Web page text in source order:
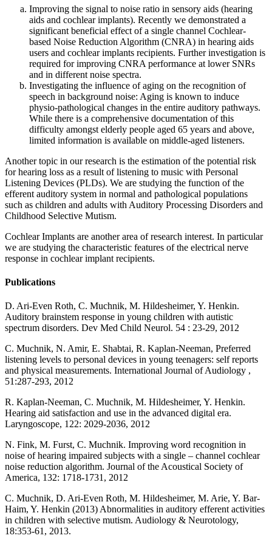
Improving the signal to noise ratio in sensory aids (hearing
aids and cochlear implants). Recently we demonstrated a
significant beneficial effect of a single channel Cochlear-
based Noise Reduction Algorithm (CNRA) in hearing aids
users and cochlear implants recipients. Further investigation is
required for improving CNRA performance at lower SNRs
and in different noise spectra.
Investigating the influence of aging on the recognition of
speech in background noise: Aging is known to induce
physio-pathological changes in the entire auditory pathways.
While there is a comprehensive documentation of this
difficulty amongst elderly people aged 65 years and above,
limited information is available on middle-aged listeners.
Another topic in our research is the estimation of the potential risk
for hearing loss as a result of listening to music with Personal
Listening Devices (PLDs). We are studying the function of the
efferent auditory system in normal and pathological populations
such as children and adults with Auditory Processing Disorders and
Childhood Selective Mutism.
Cochlear Implants are another area of research interest. In particular
we are studying the characteristic features of the electrical nerve
response in cochlear implant recipients.
Publications
D. Ari-Even Roth, C. Muchnik, M. Hildesheimer, Y. Henkin.
Auditory brainstem response in young children with autistic
spectrum disorders. Dev Med Child Neurol. 54 : 23-29, 2012
C. Muchnik, N. Amir, E. Shabtai, R. Kaplan-Neeman, Preferred
listening levels to personal devices in young teenagers: self reports
and physical measurements. International Journal of Audiology ,
51:287-293, 2012
R. Kaplan-Neeman, C. Muchnik, M. Hildesheimer, Y. Henkin.
Hearing aid satisfaction and use in the advanced digital era.
Laryngoscope, 122: 2029-2036, 2012
N. Fink, M. Furst, C. Muchnik. Improving word recognition in
noise of hearing impaired subjects with a single – channel cochlear
noise reduction algorithm. Journal of the Acoustical Society of
America, 132: 1718-1731, 2012
C. Muchnik, D. Ari-Even Roth, M. Hildesheimer, M. Arie, Y. Bar-
Haim, Y. Henkin (2013) Abnormalities in auditory efferent activities
in children with selective mutism. Audiology & Neurotology,
18:353-61, 2013.